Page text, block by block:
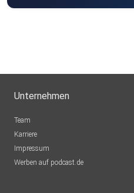
Unternehmen
Team
Karriere
Impressum
Werben auf podcast.de